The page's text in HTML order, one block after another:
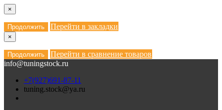
×
Продолжить Перейти в закладки
×
Продолжить
Перейти в сравнение товаров
info@tuningstock.ru
+7(927)691-87-11
tuning.stock@ya.ru